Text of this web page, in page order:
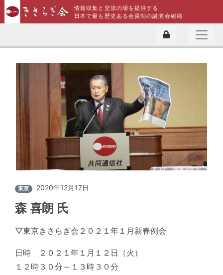
情報収集と交流の場を提供する
日本で最も歴史ある会員制の講演会組織
東京 2020年12月17日
森 喜朗 氏
▽東京きさらぎ会２０２１年１月新春例会
日時 ２０２１年１月１２日（火）
１２時３０分～１３時３０分